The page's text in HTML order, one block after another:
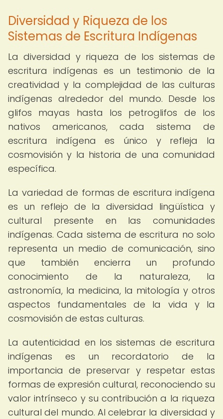
Diversidad y Riqueza de los
Sistemas de Escritura Indígenas
La diversidad y riqueza de los sistemas de
escritura indígenas es un testimonio de la
creatividad y la complejidad de las culturas
indígenas alrededor del mundo. Desde los
glifos mayas hasta los petroglifos de los
nativos americanos, cada sistema de
escritura indígena es único y refleja la
cosmovisión y la historia de una comunidad
específica.
La variedad de formas de escritura indígena
es un reflejo de la diversidad lingüística y
cultural presente en las comunidades
indígenas. Cada sistema de escritura no solo
representa un medio de comunicación, sino
que también encierra un profundo
conocimiento de la naturaleza, la
astronomía, la medicina, la mitología y otros
aspectos fundamentales de la vida y la
cosmovisión de estas culturas.
La autenticidad en los sistemas de escritura
indígenas es un recordatorio de la
importancia de preservar y respetar estas
formas de expresión cultural, reconociendo su
valor intrínseco y su contribución a la riqueza
cultural del mundo. Al celebrar la diversidad y